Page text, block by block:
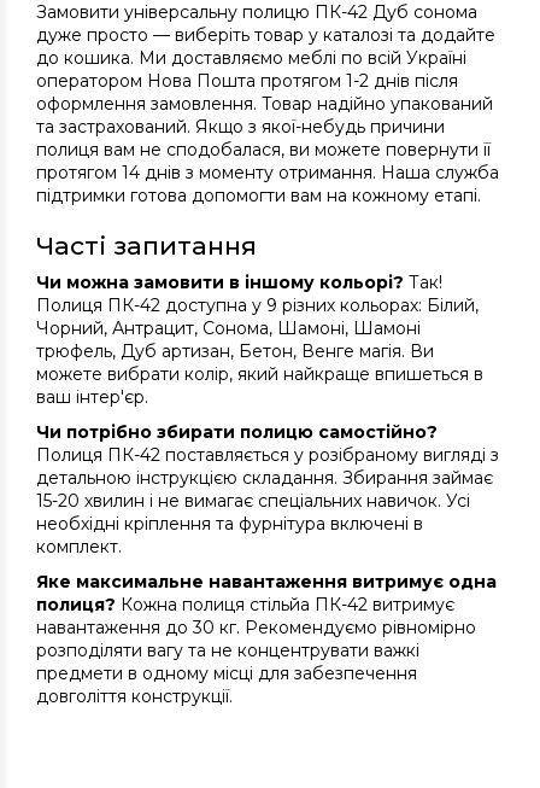
Замовити універсальну полицю ПК-42 Дуб сонома
дуже просто — виберіть товар у каталозі та додайте
до кошика. Ми доставляємо меблі по всій Україні
оператором Нова Пошта протягом 1-2 днів після
оформлення замовлення. Товар надійно упакований
та застрахований. Якщо з якої-небудь причини
полиця вам не сподобалася, ви можете повернути її
протягом 14 днів з моменту отримання. Наша служба
підтримки готова допомогти вам на кожному етапі.
Часті запитання
Чи можна замовити в іншому кольорі? Так!
Полиця ПК-42 доступна у 9 різних кольорах: Білий,
Чорний, Антрацит, Сонома, Шамоні, Шамоні
трюфель, Дуб артизан, Бетон, Венге магія. Ви
можете вибрати колір, який найкраще впишеться в
ваш інтер'єр.
Чи потрібно збирати полицю самостійно?
Полиця ПК-42 поставляється у розібраному вигляді з
детальною інструкцією складання. Збирання займає
15-20 хвилин і не вимагає спеціальних навичок. Усі
необхідні кріплення та фурнітура включені в
комплект.
Яке максимальне навантаження витримує одна
полиця? Кожна полиця стільйа ПК-42 витримує
навантаження до 30 кг. Рекомендуємо рівномірно
розподіляти вагу та не концентрувати важкі
предмети в одному місці для забезпечення
довголіття конструкції.